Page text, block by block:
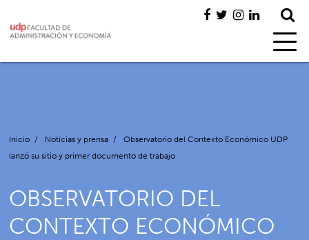
Inicio / Noticias y prensa /
Observatorio del Contexto Económico UDP
lanzó su sitio y primer documento de trabajo
OBSERVATORIO DEL
CONTEXTO ECONÓMICO